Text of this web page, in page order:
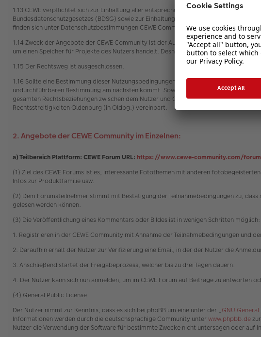
1.13 CEWE verpflichtet sich zur Einhaltung aller entsprechenden geltenden
Bundesdatenschutzgesetzes (BDSG) sowie zur Einhaltung des Gesetzes über den
finden sich unter Datenschutzbestimmungen CEWE Community
1.14 Zweck der Angebote der CEWE Community ist der Austausch zwischen
um einen Speicher für Projekte des Nutzers handelt. Deshalb wird eine Haftung für
1.15 Der Rechtsweg ist ausgeschlossen.
1.16 Sollte eine Bestimmung dieser Nutzungsbedingungen unwirksam oder
undurchführbaren Bestimmung am nächsten kommt. Soweit dies für eine Partei eine
gesamten Rechtsbeziehungen zwischen dem Nutzer und CEWE gilt das Recht der
Rechtsstreitigkeiten Oldenburg (in Oldbg.) vereinbart.
2. Angebote der CEWE Community im Einzelnen:
a) Teilbereich Plattform: CEWE Forum URL: https://www.cewe-community.com/
(1) Ziel des CEWE Forums ist es, interessante Fotothemen mit anderen
Infos zur Produktfamilie usw.
(2) Dem Forumsteilnehmer stimmt mit Bestätigung der Teilnahmebedingungen zu,
gelesen werden können.
(3) Die Veröffentlichung eines Kommentars oder Bildes ist in wenigen Schritten möglich:
1. Registrieren in der CEWE Community mit Annahme der Teilnahmebedingungen und
2. Daraufhin erhält der Nutzer zur Verifizierung eine Email, in der der Nutzer die
3. Anschließend startet der Freigabeprozess, welcher bis zu drei Tagen dauern.
4. Der Nutzer kann sich nun anmelden, um im CEWE Forum auf Beiträge zu antworten
(4) General Public License
Der Nutzer nimmt zur Kenntnis, dass es sich bei phpBB um eine unter der „GNU
Informationen werden durch die deutschsprachige Community unter www.phpbb.de
Nutzer die Verwendung der Software für bestimmte Zwecke nicht untersagen oder auf